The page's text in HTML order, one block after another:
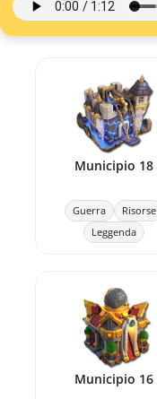
Municipio 18
Guerra
Risorse
Leggenda
Municipio 16